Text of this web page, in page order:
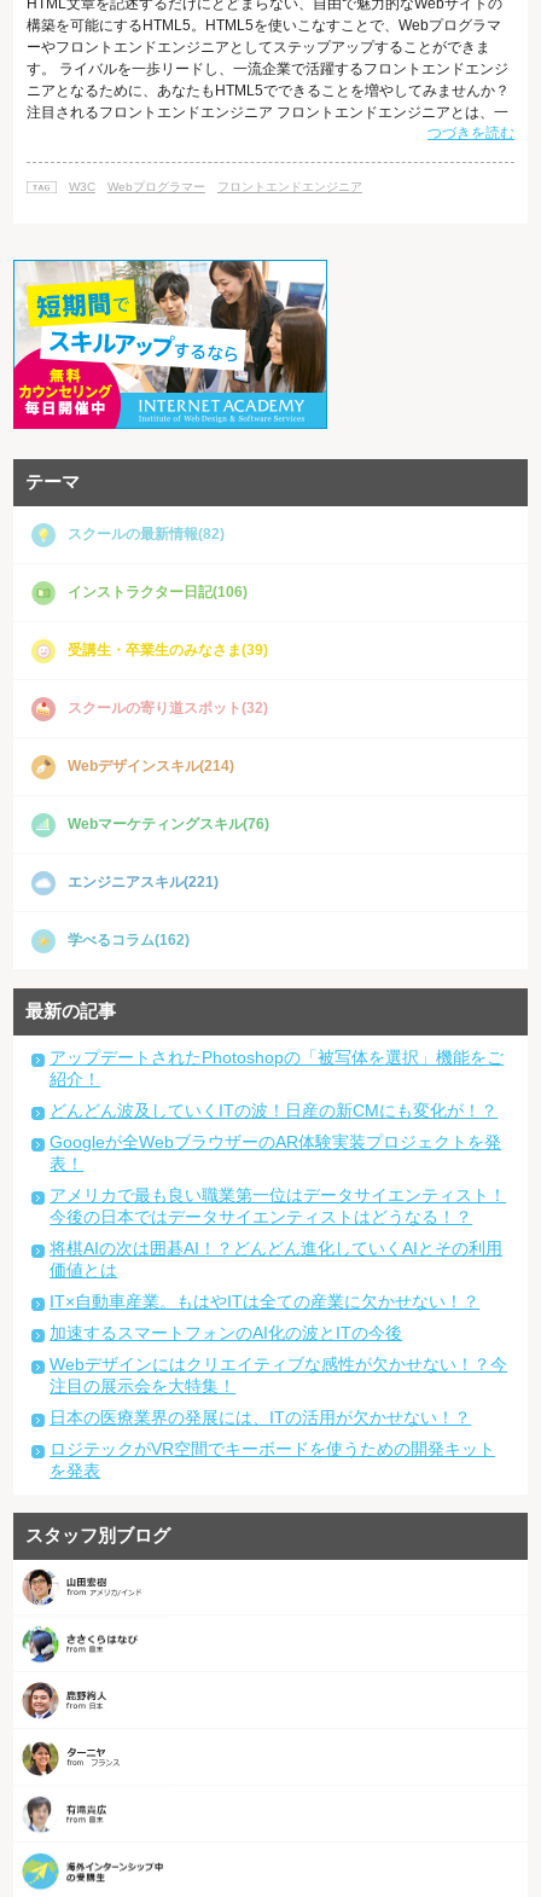
構築を可能にするHTML5。HTML5を使いこなすことで、Webプログラマ
ーやフロントエンドエンジニアとしてステップアップすることができま
す。 ライバルを一歩リードし、一流企業で活躍するフロントエンドエンジ
ニアとなるために、あなたもHTML5でできることを増やしてみませんか？
注目されるフロントエンドエンジニア フロントエンドエンジニアとは、一
般的には、HTML5/CSS3やJavaScript、PHPといったプログラム言語な
HTMLコーダーが対応しなければならない業務が格段に増え
つづきを読む
W3C Webプログラマー フロントエンドエンジニア
テーマ
スクールの最新情報(82)
インストラクター日記(106)
受講生・卒業生のみなさま(39)
スクールの寄り道スポット(32)
Webデザインスキル(214)
Webマーケティングスキル(76)
エンジニアスキル(221)
学べるコラム(162)
最新の記事
アップデートされたPhotoshopの「被写体を選択」機能をご
紹介！
どんどん波及していくITの波！日産の新CMにも変化が！？
Googleが全WebブラウザーのAR体験実装プロジェクトを発
表！
アメリカで最も良い職業第一位はデータサイエンティスト！
今後の日本ではデータサイエンティストはどうなる！？
将棋AIの次は囲碁AI！？どんどん進化していくAIとその利用
価値とは
IT×自動車産業。もはやITは全ての産業に欠かせない！？
加速するスマートフォンのAI化の波とITの今後
Webデザインにはクリエイティブな感性が欠かせない！？今
注目の展示会を大特集！
日本の医療業界の発展には、ITの活用が欠かせない！？
ロジテックがVR空間でキーボードを使うための開発キット
を発表
スタッフ別ブログ